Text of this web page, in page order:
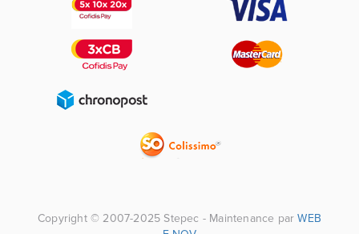
Copyright © 2007-2025 Stepec - Maintenance parWEB